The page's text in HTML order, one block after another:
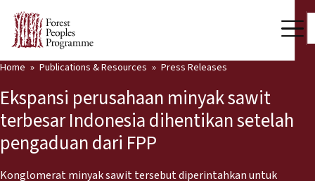
Our Work
Community Voices
Partners & Countries
Latest News
Home Publications & Resources Press Releases
Ekspansi perusahaan minyak sawit
terbesar Indonesia dihentikan setelah
pengaduan dari FPP
Konglomerat minyak sawit tersebut diperintahkan untuk